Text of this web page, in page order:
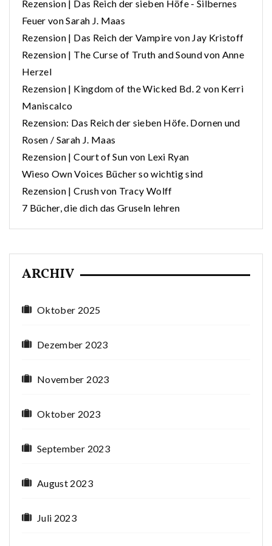
Rezension | Das Reich der sieben Höfe - Silbernes
Feuer von Sarah J. Maas
Rezension | Das Reich der Vampire von Jay Kristoff
Rezension | The Curse of Truth and Sound von Anne
Herzel
Rezension | Kingdom of the Wicked Bd. 2 von Kerri
Maniscalco
Rezension: Das Reich der sieben Höfe. Dornen und
Rosen / Sarah J. Maas
Rezension | Court of Sun von Lexi Ryan
Wieso Own Voices Bücher so wichtig sind
Rezension | Crush von Tracy Wolff
7 Bücher, die dich das Gruseln lehren
ARCHIV
Oktober 2025
Dezember 2023
November 2023
Oktober 2023
September 2023
August 2023
Juli 2023